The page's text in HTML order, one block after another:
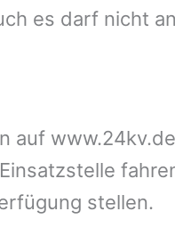
es darf nicht
auf
stellen.